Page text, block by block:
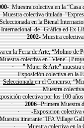
Muestra colectiva en la “Casa
colectiva titulada
en la Bienal
de "Gráfica ed Ex
2002-Muestra
en la Feria de Arte, “Molino de
colectiva en “Viene"
· " Mujer & Arte" muestra
Exposición colectiva en la
Seleccionadaen el Concurso,
· Muestra colectiva,
colectiva por los 100 años
·2006--Primera Muestra
· -Exposicion colectiva
itinerante “IFA Village
· Muestra colectiva en la